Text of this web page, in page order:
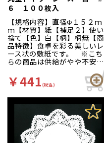
６ １００枚入
【規格内容】直径Φ１５２ｍ
ｍ【材質】紙【補足２】使い
捨て【色】白【柄】柄無【商
品特徴】食卓を彩る美しいレ
ース状の敷紙です。 ※こち
らの商品は供給がやや不安定
承ください。
￥441(税込)